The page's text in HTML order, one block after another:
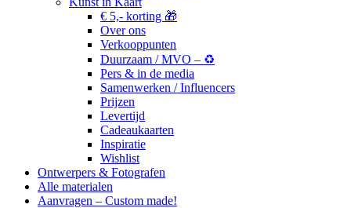
€ 5,- korting 🎁
Over ons
Verkooppunten
Duurzaam / MVO – ♻️
Pers & in de media
Samenwerken / Influencers
Prijzen
Levertijd
Cadeaukaarten
Inspiratie
Wishlist
Ontwerpers & Fotografen
Alle materialen
Aanvragen – Custom made!